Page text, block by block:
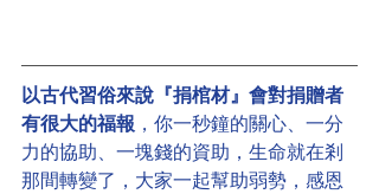
以古代習俗來說『捐棺材』會對捐贈者
有很大的福報 ，你一秒鐘的關心、一分
力的協助、一塊錢的資助，生命就在剎
那間轉變了，大家一起幫助弱勢，感恩